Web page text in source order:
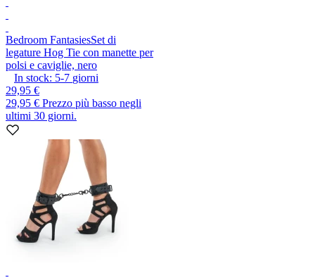
Bedroom FantasiesSet di
legature Hog Tie con manette per
polsi e caviglie, nero
In stock: 5-7 giorni
29,95 €
29,95 € Prezzo più basso negli
ultimi 30 giorni.